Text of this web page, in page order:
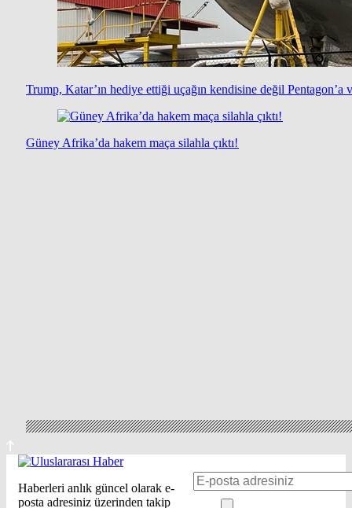
Trump, Katar’ın hediye ettiği uçağın kendisine değil Pentagon’a
Güney Afrika’da hakem maça silahla çıktı!
Haberleri anlık güncel olarak e-
posta adresiniz üzerinden takip